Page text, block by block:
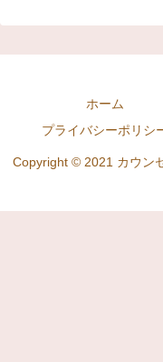
ホーム
プライバシーポリシ
Copyright © 2021 カウン